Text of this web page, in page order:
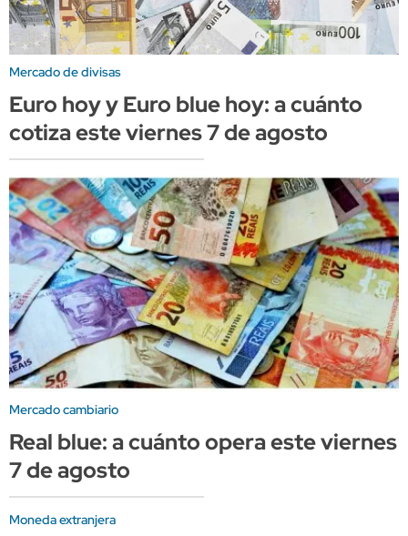
Mercado de divisas
Euro hoy y Euro blue hoy: a cuánto
cotiza este viernes 7 de agosto
Mercado cambiario
Real blue: a cuánto opera este viernes
7 de agosto
Moneda extranjera